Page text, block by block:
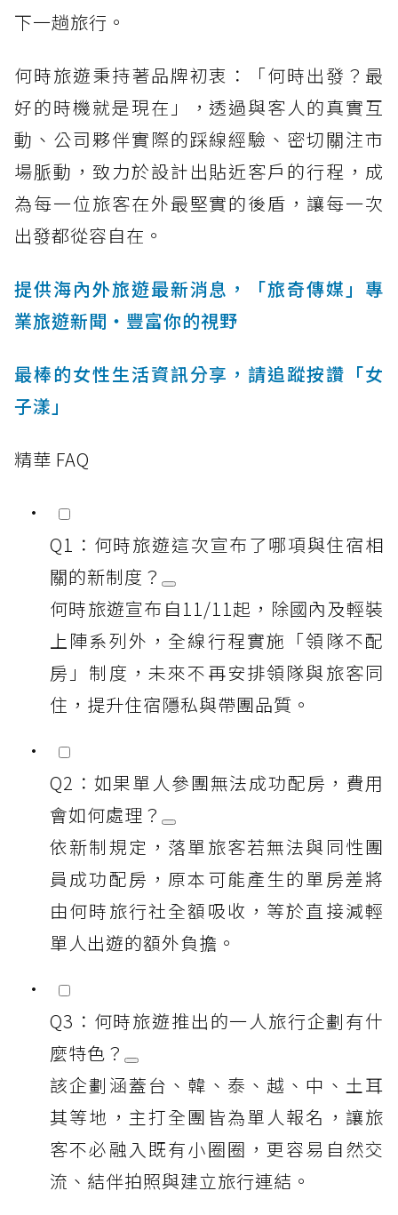
下一趟旅行。
何時旅遊秉持著品牌初衷：「何時出發？最
好的時機就是現在」，透過與客人的真實互
動、公司夥伴實際的踩線經驗、密切關注市
場脈動，致力於設計出貼近客戶的行程，成
為每一位旅客在外最堅實的後盾，讓每一次
出發都從容自在。
提供海內外旅遊最新消息，「旅奇傳媒」專
業旅遊新聞‧豐富你的視野
最棒的女性生活資訊分享，請追蹤按讚「女
子漾」
精華 FAQ
Q1：何時旅遊這次宣布了哪項與住宿相
關的新制度？
何時旅遊宣布自11/11起，除國內及輕裝
上陣系列外，全線行程實施「領隊不配
房」制度，未來不再安排領隊與旅客同
住，提升住宿隱私與帶團品質。
Q2：如果單人參團無法成功配房，費用
會如何處理？
依新制規定，落單旅客若無法與同性團
員成功配房，原本可能產生的單房差將
由何時旅行社全額吸收，等於直接減輕
單人出遊的額外負擔。
Q3：何時旅遊推出的一人旅行企劃有什
麼特色？
該企劃涵蓋台、韓、泰、越、中、土耳
其等地，主打全團皆為單人報名，讓旅
客不必融入既有小圈圈，更容易自然交
流、結伴拍照與建立旅行連結。